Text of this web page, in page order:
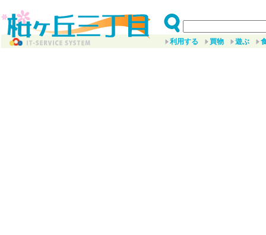
利用する 買物 遊ぶ